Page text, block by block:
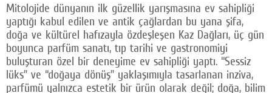
Mitolojide dünyanın ilk güzellik yarışmasına ev sahipliği
yaptığı kabul edilen ve antik çağlardan bu yana şifa,
doğa ve kültürel hafızayla özdeşleşen Kaz Dağları, üç gün
boyunca parfüm sanatı, tıp tarihi ve gastronomiyi
buluşturan özel bir deneyime ev sahipliği yaptı. “Sessiz
lüks” ve “doğaya dönüş” yaklaşımıyla tasarlanan inziva,
parfümü yalnızca estetik bir ürün olarak değil; doğa, bilim